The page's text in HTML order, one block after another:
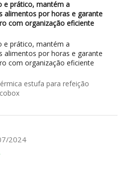
e prático, mantém a
alimentos por horas e garante
com organização eficiente
e prático, mantém a
alimentos por horas e garante
com organização eficiente
estufa para refeição
2024